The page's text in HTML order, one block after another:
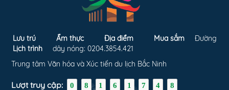
Lưu trú Ẩm thực Địa điểm
Mua sắm
Lịch trình
Đường
dây nóng: 0204.3854.421
Trung tâm Văn hóa và Xúc tiến du lịch Bắc Ninh
Lượt truy cập: 0 8 1 6 1 7 4 8